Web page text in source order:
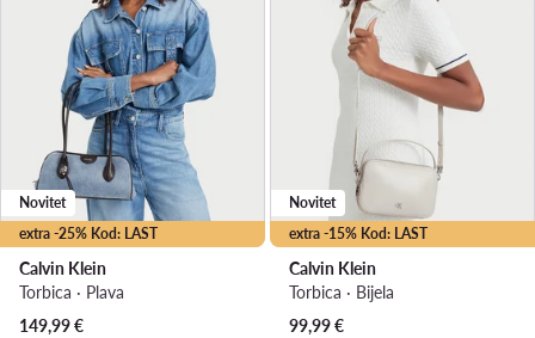
extra -25% Kod: LAST
Novitet
Calvin Klein
Torbica · Plava
149,99€
extra -15% Kod: LAST
Novitet
Calvin Klein
Torbica · Bijela
99,99€